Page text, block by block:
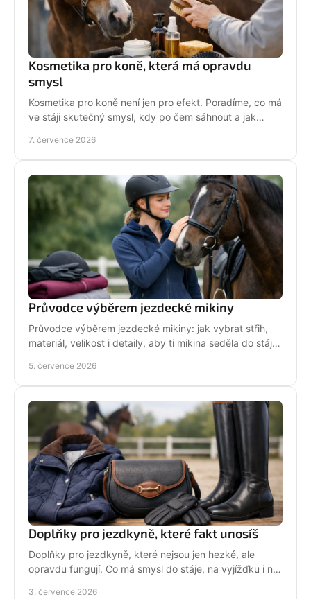
Kosmetika pro koně, která má opravdu
smysl
Kosmetika pro koně není jen pro efekt. Poradíme, co má
ve stáji skutečný smysl, kdy po čem sáhnout a jak
7. července 2026
Průvodce výběrem jezdecké mikiny
Průvodce výběrem jezdecké mikiny: jak vybrat střih,
materiál, velikost i detaily, aby ti mikina seděla do stáje,
5. července 2026
Doplňky pro jezdkyně, které fakt unosíš
Doplňky pro jezdkyně, které nejsou jen hezké, ale
opravdu fungují. Co má smysl do stáje, na vyjížďku i na
3. července 2026